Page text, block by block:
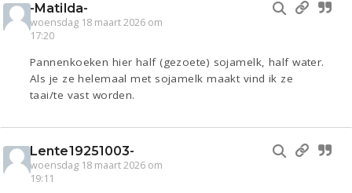
-Matilda-
woensdag 18 maart 2026 om
17:20
Pannenkoeken hier half (gezoete) sojamelk, half water.
Als je ze helemaal met sojamelk maakt vind ik ze
taai/te vast worden.
Lente19251003-
woensdag 18 maart 2026 om
19:11